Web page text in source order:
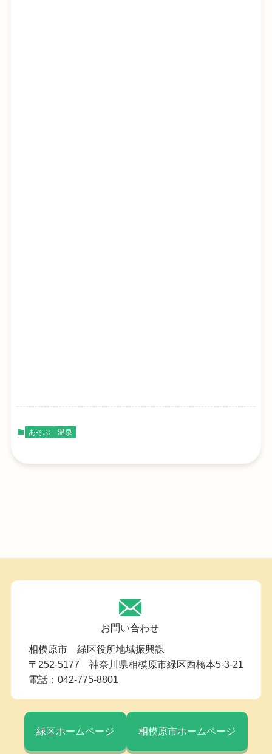
あそぶ 温泉
お問い合わせ
相模原市 緑区役所地域振興課
〒252-5177 神奈川県相模原市緑区西橋本5-3-21
電話：042-775-8801
緑区ホームページ 相模原市ホームページ